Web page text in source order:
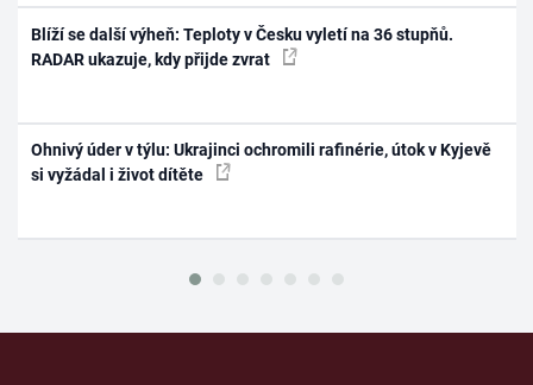
Blíží se další výheň: Teploty v Česku vyletí na 36 stupňů.
RADAR ukazuje, kdy přijde zvrat
Ohnivý úder v týlu: Ukrajinci ochromili rafinérie, útok v Kyjevě
si vyžádal i život dítěte